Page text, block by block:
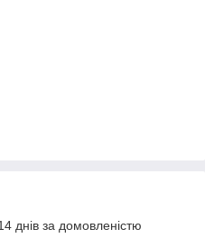
днів за домовленістю